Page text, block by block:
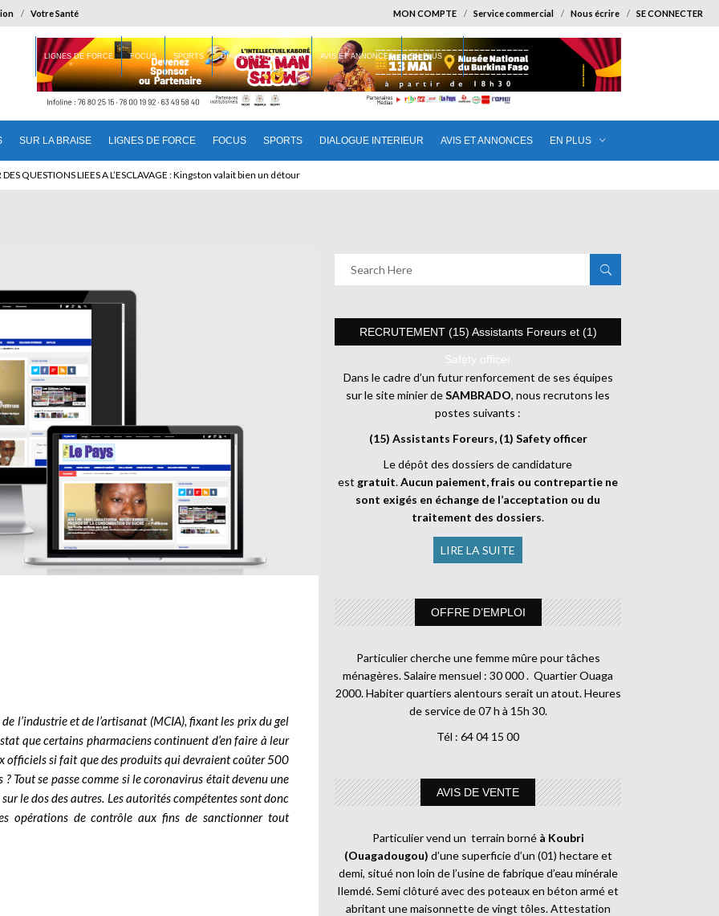
Votre Santé MON COMPTE Service commercial Nous écrire SE CONNECTER
SUR LA BRAISE LIGNES DE FORCE FOCUS SPORTS DIALOGUE INTERIEUR AVIS ET ANNONCES EN PLUS
LIGNES DE FORCE FOCUS SPORTS DIALOGUE INTERIEUR AVIS ET ANNONCES EN PLUS
DU CAMEROUN : Qui pilote le Cameroun ?
l’industrie et de l’artisanat (MCIA), fixant les prix du gel
que certains pharmaciens continuent d’en faire à leur
officiels si fait que des produits qui devraient coûter 500
Tout se passe comme si le coronavirus était devenu une
le dos des autres. Les autorités compétentes sont donc
opérations de contrôle aux fins de sanctionner tout
RECRUTEMENT (15) Assistants Foreurs et (1)
Safety officer
Dans le cadre d’un futur renforcement de ses équipes
sur le site minier deSAMBRADO, nous recrutons les
postes suivants :
(15) Assistants Foreurs, (1) Safety officer
Le dépôt des dossiers de candidature
est gratuit.Aucun paiement, frais ou contrepartie ne
sont exigés en échange de l’acceptation ou du
traitement des dossiers.
LIRE LA SUITE
OFFRE D’EMPLOI
Particulier cherche une femme mûre pour tâches
ménagères. Salaire mensuel : 30 000 . Quartier Ouaga
2000. Habiter quartiers alentours serait un atout. Heures
de service de 07 h à 15h 30.
Tél : 64 04 15 00
AVIS DE VENTE
Particulier vend un terrain borné à Koubri
(Ouagadougou) d’une superficie d’un (01) hectare et
demi, situé non loin de l’usine de fabrique d’eau minérale
Ilemdé. Semi clôturé avec des poteaux en béton armé et
abritant une maisonnette de vingt tôles. Attestation